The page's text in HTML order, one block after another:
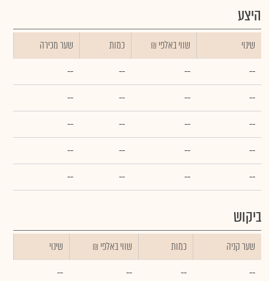
היצע
שינוי ₪ שווי באלפי כמות
שער מכירה
--
--
--
--
--
--
--
--
--
--
--
--
--
--
--
--
--
--
--
--
ביקוש
שער קניה כמות ₪ שווי באלפי
שינוי
--
--
--
--